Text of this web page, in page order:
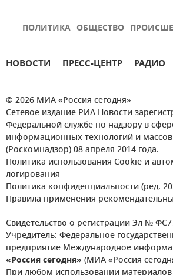
ПОЛИТИКА ОБЩЕСТВО
НОВОСТИ ПРЕСС-ЦЕНТР РАДИО
© 2026 МИА «Россия сегодня»
Сетевое издание РИА Новости
Федеральной службе по надзору в
информационных технологий и
(Роскомнадзор) 08 апреля 2014 года.
Политика использования Cookie и
логирования
Политика конфиденциальности (ред.
Правила применения
Свидетельство о регистрации Эл №
Учредитель: Федеральное
предприятие Международное
«Россия сегодня» (МИА «Россия